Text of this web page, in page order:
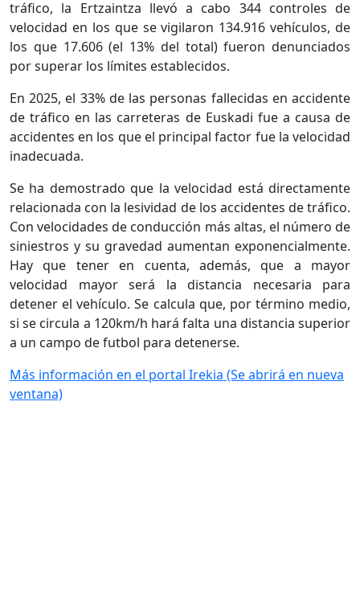
tráfico, la Ertzaintza llevó a cabo 344 controles de
velocidad en los que se vigilaron 134.916 vehículos, de
los que 17.606 (el 13% del total) fueron denunciados
por superar los límites establecidos.
En 2025, el 33% de las personas fallecidas en accidente
de tráfico en las carreteras de Euskadi fue a causa de
accidentes en los que el principal factor fue la velocidad
inadecuada.
Se ha demostrado que la velocidad está directamente
relacionada con la lesividad de los accidentes de tráfico.
Con velocidades de conducción más altas, el número de
siniestros y su gravedad aumentan exponencialmente.
Hay que tener en cuenta, además, que a mayor
velocidad mayor será la distancia necesaria para
detener el vehículo. Se calcula que, por término medio,
si se circula a 120km/h hará falta una distancia superior
a un campo de futbol para detenerse.
Más información en el portal Irekia (Se abrirá en nueva
ventana)